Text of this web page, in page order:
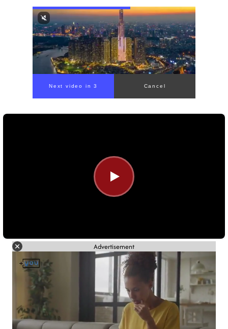
Next video in 1 Cancel
Advertisement